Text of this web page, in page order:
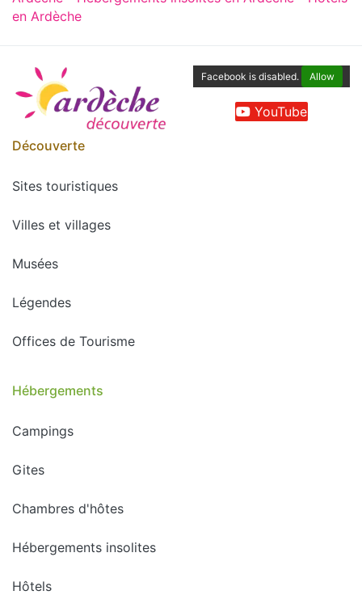
en Ardèche
Facebook is disabled. Allow
YouTube
Découverte
Sites touristiques
Villes et villages
Musées
Légendes
Offices de Tourisme
Hébergements
Campings
Gites
Chambres d'hôtes
Hébergements insolites
Hôtels